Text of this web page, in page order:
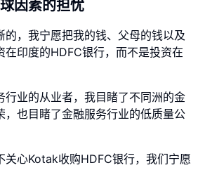
因素的担忧
的，我宁愿把我的钱、父母的钱以及
在印度的HDFC银行，而不是投资在
行业的从业者，我目睹了不同洲的金
，也目睹了金融服务行业的低质量公
关心Kotak收购HDFC银行，我们宁愿